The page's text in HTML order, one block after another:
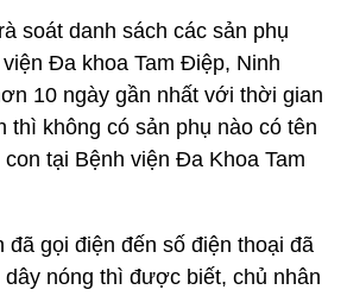
soát danh sách các sản phụ
Đa khoa Tam Điệp, Ninh
10 ngày gần nhất với thời gian
thì không có sản phụ nào có tên
tại Bệnh viện Đa Khoa Tam
đã gọi điện đến số điện thoại đã
nóng thì được biết, chủ nhân